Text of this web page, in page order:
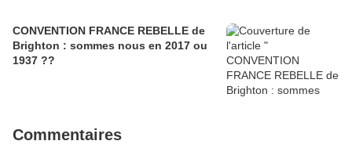
CONVENTION FRANCE REBELLE de
Brighton : sommes nous en 2017 ou
1937 ??
Commentaires